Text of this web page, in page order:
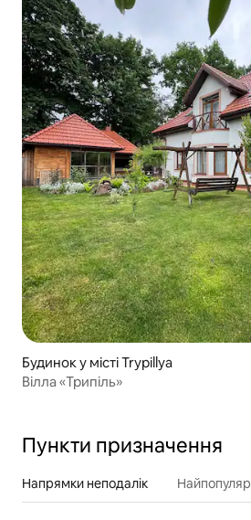
Будинок у місті Trypillya
Вілла «Трипіль»
Пункти призначення
Напрямки неподалік